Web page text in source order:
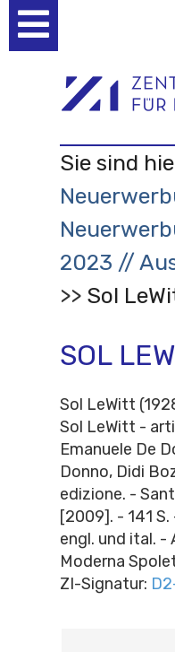
Werkzeuge
Sie sind
2023 //
Sol
SOL
Sol LeWitt
Sol LeWitt -
Emanuele De
Donno, Didi
edizione. -
[2009]. - 141
engl. und ital. -
Moderna
ZI-Signatur: